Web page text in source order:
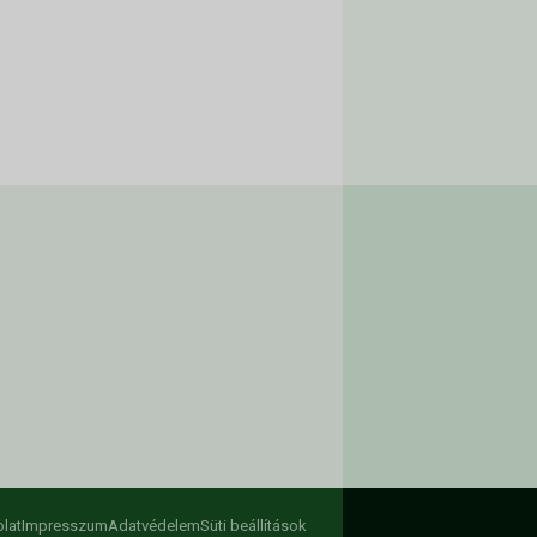
ImpresszumAdatvédelemSüti beállítások